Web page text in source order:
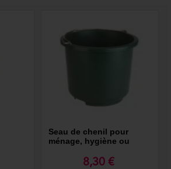
Seau de chenil pour
ménage, hygiène ou
8,30 €